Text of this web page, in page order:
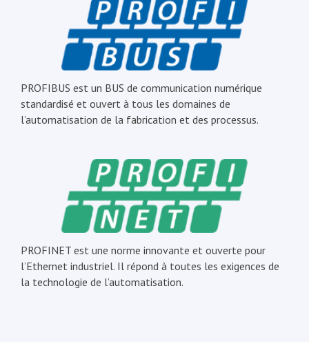
PROFIBUS est un BUS de communication numérique
standardisé et ouvert à tous les domaines de
l’automatisation de la fabrication et des processus.
PROFINET est une norme innovante et ouverte pour
l’Ethernet industriel. Il répond à toutes les exigences de
la technologie de l’automatisation.